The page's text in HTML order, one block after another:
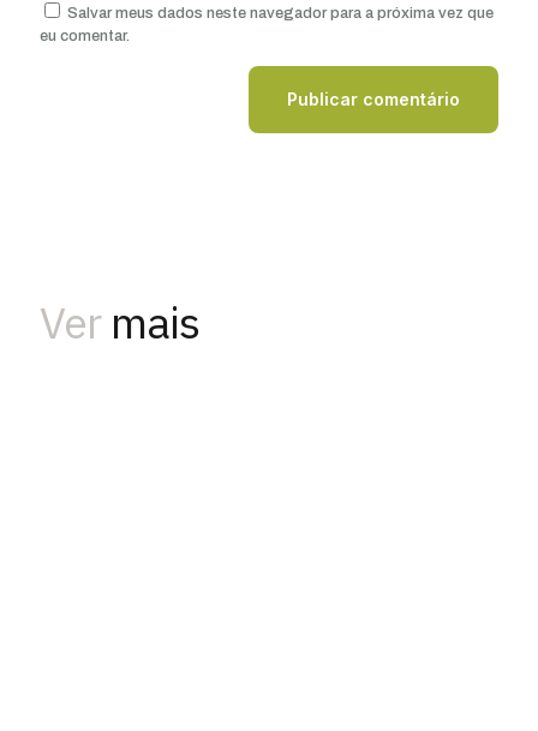
Salvar meus dados neste navegador para a próxima vez que
eu comentar.
Ver mais